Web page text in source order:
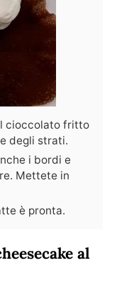
cioccolato fritto
degli strati.
i bordi e
Mettete in
è pronta.
al